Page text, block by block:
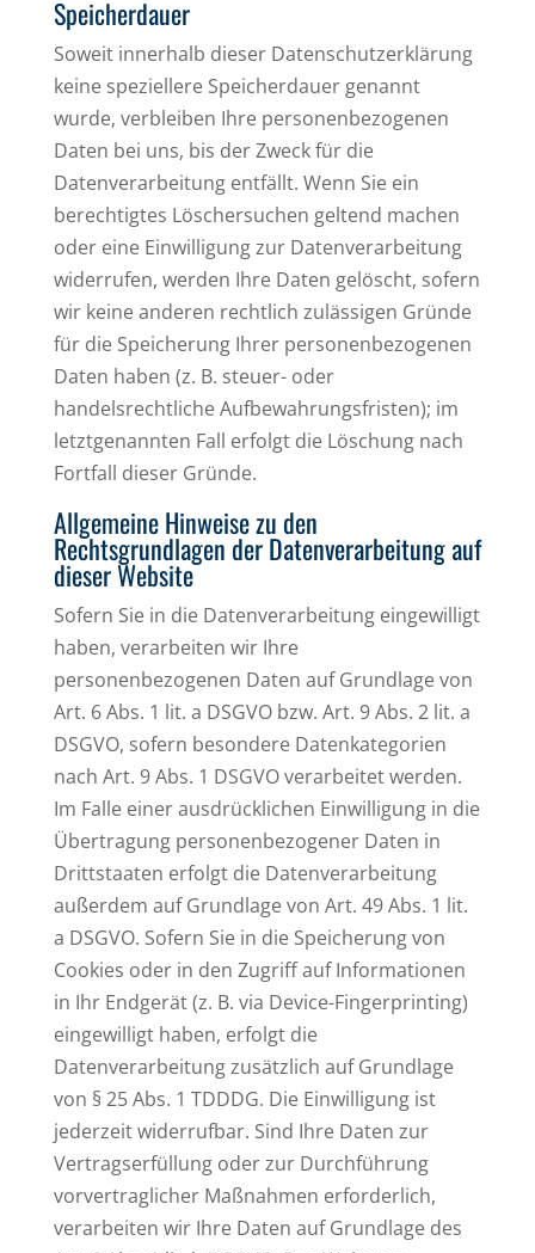
Speicherdauer
Soweit innerhalb dieser Datenschutzerklärung
keine speziellere Speicherdauer genannt
wurde, verbleiben Ihre personenbezogenen
Daten bei uns, bis der Zweck für die
Datenverarbeitung entfällt. Wenn Sie ein
berechtigtes Löschersuchen geltend machen
oder eine Einwilligung zur Datenverarbeitung
widerrufen, werden Ihre Daten gelöscht, sofern
wir keine anderen rechtlich zulässigen Gründe
für die Speicherung Ihrer personenbezogenen
Daten haben (z. B. steuer- oder
handelsrechtliche Aufbewahrungsfristen); im
letztgenannten Fall erfolgt die Löschung nach
Fortfall dieser Gründe.
Allgemeine Hinweise zu den
Rechtsgrundlagen der Datenverarbeitung auf
dieser Website
Sofern Sie in die Datenverarbeitung eingewilligt
haben, verarbeiten wir Ihre
personenbezogenen Daten auf Grundlage von
Art. 6 Abs. 1 lit. a DSGVO bzw. Art. 9 Abs. 2 lit. a
DSGVO, sofern besondere Datenkategorien
nach Art. 9 Abs. 1 DSGVO verarbeitet werden.
Im Falle einer ausdrücklichen Einwilligung in die
Übertragung personenbezogener Daten in
Drittstaaten erfolgt die Datenverarbeitung
außerdem auf Grundlage von Art. 49 Abs. 1 lit.
a DSGVO. Sofern Sie in die Speicherung von
Cookies oder in den Zugriff auf Informationen
in Ihr Endgerät (z. B. via Device-Fingerprinting)
eingewilligt haben, erfolgt die
Datenverarbeitung zusätzlich auf Grundlage
von § 25 Abs. 1 TDDDG. Die Einwilligung ist
jederzeit widerrufbar. Sind Ihre Daten zur
Vertragserfüllung oder zur Durchführung
vorvertraglicher Maßnahmen erforderlich,
verarbeiten wir Ihre Daten auf Grundlage des